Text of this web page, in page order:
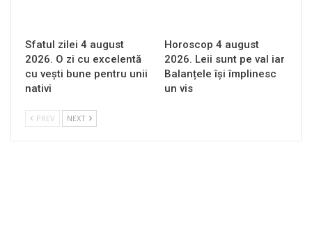
Sfatul zilei 4 august
2026. O zi cu excelentă
cu vești bune pentru unii
nativi
Horoscop 4 august
2026. Leii sunt pe val iar
Balanțele își împlinesc
un vis
PREV NEXT